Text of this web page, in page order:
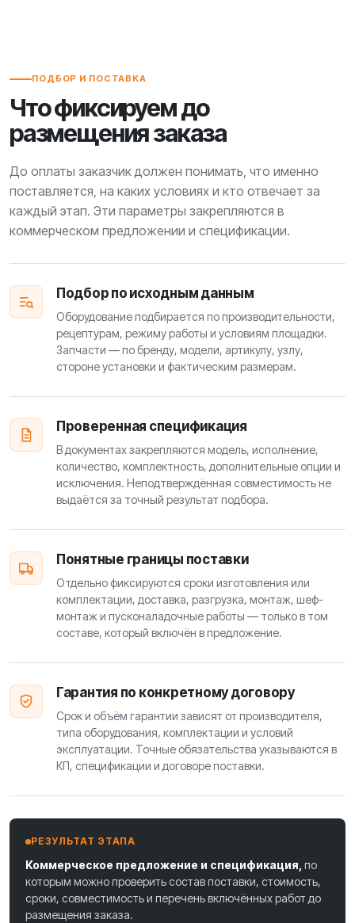
ПОДБОР И ПОСТАВКА
Что фиксируем до
размещения заказа
До оплаты заказчик должен понимать, что именно
поставляется, на каких условиях и кто отвечает за
каждый этап. Эти параметры закрепляются в
коммерческом предложении и спецификации.
Подбор по исходным данным
Оборудование подбирается по производительности,
рецептурам, режиму работы и условиям площадки.
Запчасти — по бренду, модели, артикулу, узлу,
стороне установки и фактическим размерам.
Проверенная спецификация
В документах закрепляются модель, исполнение,
количество, комплектность, дополнительные опции и
исключения. Неподтверждённая совместимость не
выдаётся за точный результат подбора.
Понятные границы поставки
Отдельно фиксируются сроки изготовления или
комплектации, доставка, разгрузка, монтаж, шеф-
монтаж и пусконаладочные работы — только в том
составе, который включён в предложение.
Гарантия по конкретному договору
Срок и объём гарантии зависят от производителя,
типа оборудования, комплектации и условий
эксплуатации. Точные обязательства указываются в
КП, спецификации и договоре поставки.
РЕЗУЛЬТАТ ЭТАПА
Коммерческое предложение и спецификация, по
которым можно проверить состав поставки, стоимость,
сроки, совместимость и перечень включённых работ до
размещения заказа.